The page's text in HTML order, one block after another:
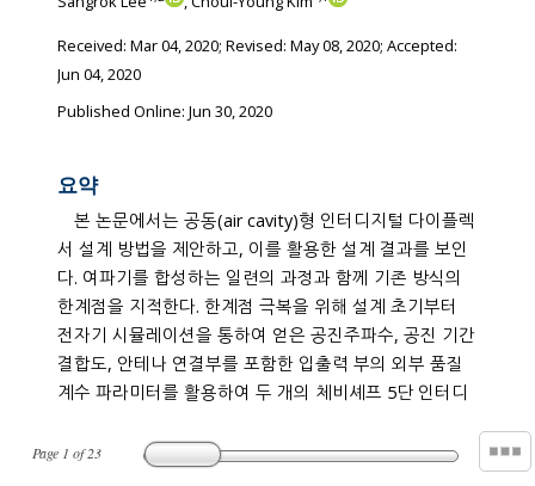
Page 1 of23
Received: Mar 04, 2020; Revised: May 08, 2020; Accepted:
Jun 04, 2020
Published Online: Jun 30, 2020
요약
본 논문에서는 공동(air cavity)형 인터디지털 다이플렉
서 설계 방법을 제안하고, 이를 활용한 설계 결과를 보인
다. 여파기를 합성하는 일련의 과정과 함께 기존 방식의
한계점을 지적한다. 한계점 극복을 위해 설계 초기부터
전자기 시뮬레이션을 통하여 얻은 공진주파수, 공진 기간
결합도, 안테나 연결부를 포함한 입출력 부의 외부 품질
계수 파라미터를 활용하여 두 개의 체비셰프 5단 인터디